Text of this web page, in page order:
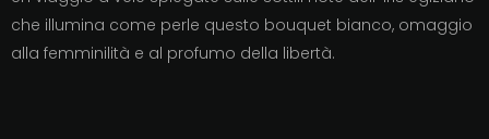
che illumina come perle questo bouquet bianco, omaggio
alla femminilità e al profumo della libertà.